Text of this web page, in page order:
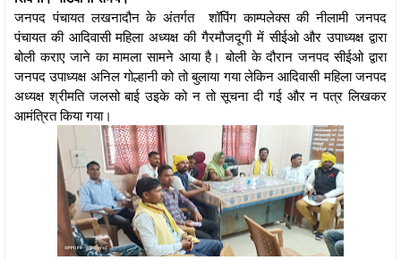
जनपद पंचायत लखनादौन के अंतर्गत शॉपिंग काम्पलेक्स की नीलामी जनपद
पंचायत की आदिवासी महिला अध्यक्ष की गैरमौजदूगी में सीईओ और उपाध्यक्ष द्वारा
बोली कराए जाने का मामला सामने आया है। बोली के दौरान जनपद सीईओ द्वारा
जनपद उपाध्यक्ष अनिल गोल्हानी को तो बुलाया गया लेकिन आदिवासी महिला जनपद
अध्यक्ष श्रीमति जलसो बाई उइके को न तो सूचना दी गई और न पत्र लिखकर
आमंत्रित किया गया।